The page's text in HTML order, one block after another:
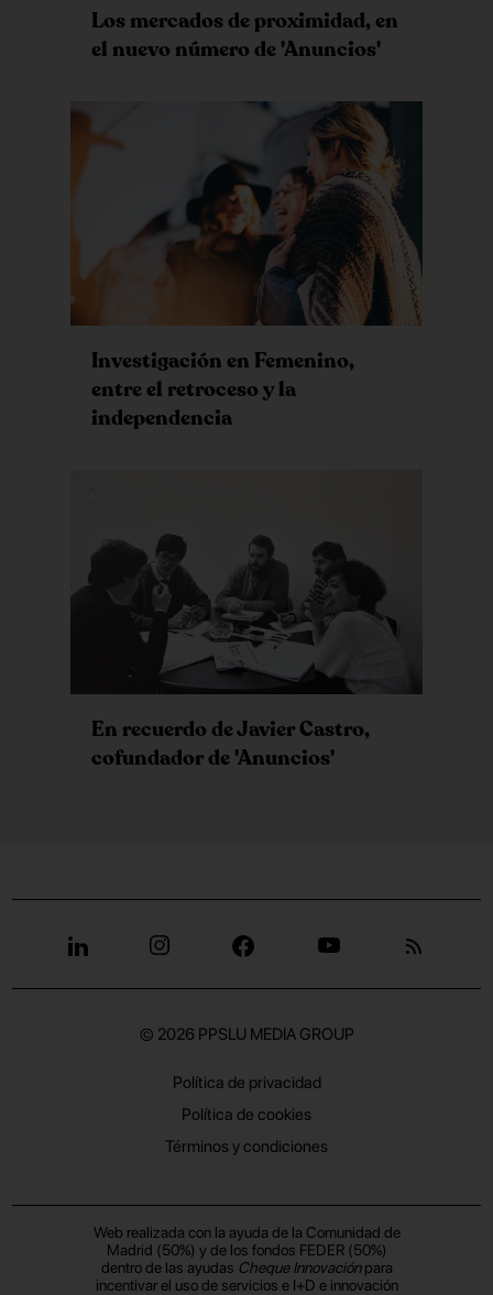
Los mercados de proximidad, en
el nuevo número de 'Anuncios'
Investigación en Femenino,
entre el retroceso y la
independencia
En recuerdo de Javier Castro,
cofundador de 'Anuncios'
© 2026 PPSLU MEDIA GROUP
Política de privacidad
Política de cookies
Términos y condiciones
Web realizada con la ayuda de la Comunidad de
Madrid (50%) y de los fondos FEDER (50%)
dentro de las ayudas Cheque Innovaciónpara
incentivar el uso de servicios e I+D e innovación